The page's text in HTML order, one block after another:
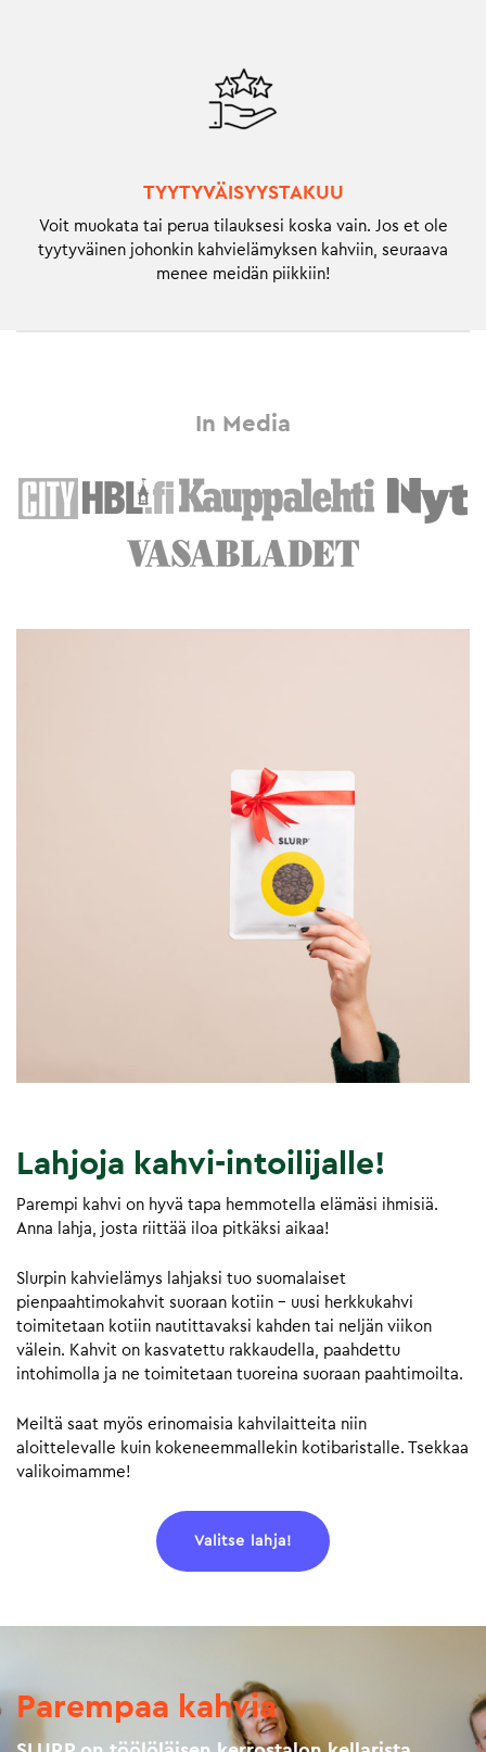
TYYTYVÄISYYSTAKUU
Voit muokata tai perua tilauksesi koska vain. Jos et ole
tyytyväinen johonkin kahvielämyksen kahviin, seuraava
menee meidän piikkiin!
In Media
Lahjoja kahvi-intoilijalle!
Parempi kahvi on hyvä tapa hemmotella elämäsi ihmisiä.
Anna lahja, josta riittää iloa pitkäksi aikaa!
Slurpin kahvielämys lahjaksi tuo suomalaiset
pienpaahtimokahvit suoraan kotiin – uusi herkkukahvi
toimitetaan kotiin nautittavaksi kahden tai neljän viikon
välein. Kahvit on kasvatettu rakkaudella, paahdettu
intohimolla ja ne toimitetaan tuoreina suoraan paahtimoilta.
Meiltä saat myös erinomaisia kahvilaitteita niin
aloittelevalle kuin kokeneemmallekin kotibaristalle. Tsekkaa
valikoimamme!
Valitse lahja!
Parempaa kahvia